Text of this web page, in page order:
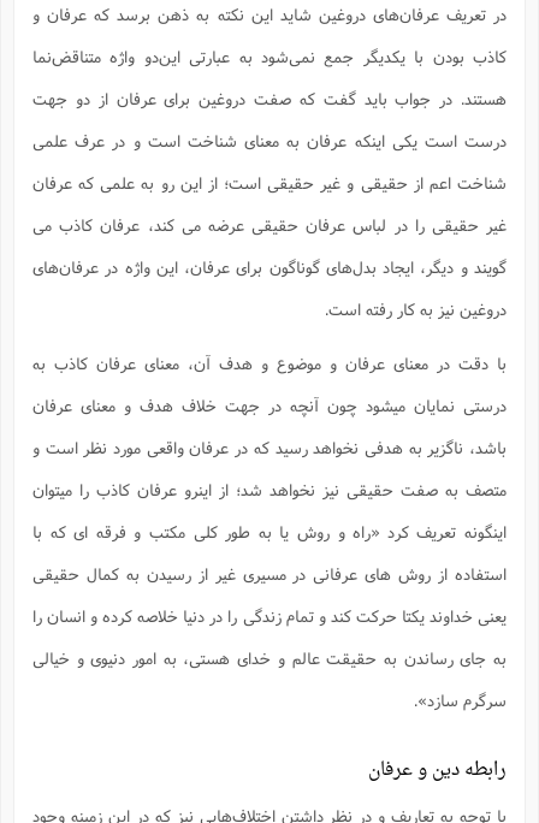
در تعریف عرفان‌های دروغین شاید این نکته به ذهن برسد که عرفان و
کاذب بودن با یکدیگر جمع نمی‌شود به عبارتی این‌دو واژه متناقض‌نما
هستند. در جواب باید گفت که صفت دروغین برای عرفان از دو جهت
درست است یکی اینکه عرفان به معنای شناخت است و در عرف علمی
شناخت اعم از حقیقی و غیر حقیقی است؛ از این رو به علمی که عرفان
غیر حقیقی را در لباس عرفان حقیقی عرضه می کند، عرفان کاذب می
گویند و دیگر، ایجاد بدل‌های گوناگون برای عرفان، این واژه در عرفان‌های
دروغین نیز به کار رفته است.
با دقت در معنای عرفان و موضوع و هدف آن، معنای عرفان کاذب به
درستی نمایان میشود چون آنچه در جهت خلاف هدف و معنای عرفان
باشد، ناگزیر به هدفی نخواهد رسید که در عرفان واقعی مورد نظر است و
متصف به صفت حقیقی نیز نخواهد شد؛ از اینرو عرفان کاذب را میتوان
اینگونه تعریف کرد «راه و روش یا به طور کلی مکتب و فرقه ای که با
استفاده از روش های عرفانی در مسیری غیر از رسیدن به کمال حقیقی
یعنی خداوند یکتا حرکت کند و تمام زندگی را در دنیا خلاصه کرده و انسان را
به جای رساندن به حقیقت عالم و خدای هستی، به امور دنیوی و خیالی
سرگرم سازد».
رابطه دین و عرفان
با توجه به تعاریف و در نظر داشتن اختلاف‌هایی نیز که در این زمینه وجود